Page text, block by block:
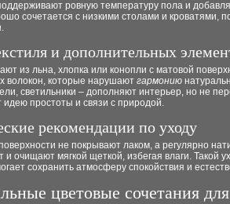
ровную температуру пола и
сочетается с низкими столами и кроватями,
.
и дополнительных
из льна, хлопка или конопли с матовой
волокон, которые нарушают гармонию
светильники – дополняют интерьер, но не
идею простоты и связи с природой.
рекомендации по уходу
не покрывают лаком, а регулярно
и очищают мягкой щеткой, избегая влаги. Такой
сохранить атмосферу спокойствия и
цветовые сочетания